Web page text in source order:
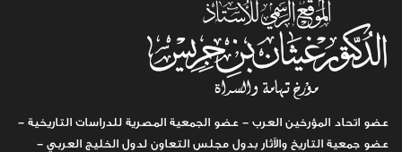
عضو اتحاد المؤرخين العرب - عضو الجمعية المصرية للدراسات التاريخية -
عضو جمعية التاريخ والآثار بدول مجلس التعاون لدول الخليج العربي -